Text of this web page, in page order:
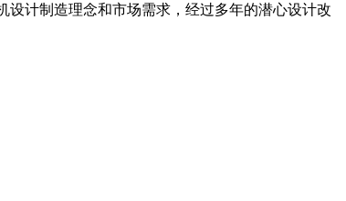
计制造理念和市场需求，经过多年的潜心设计改